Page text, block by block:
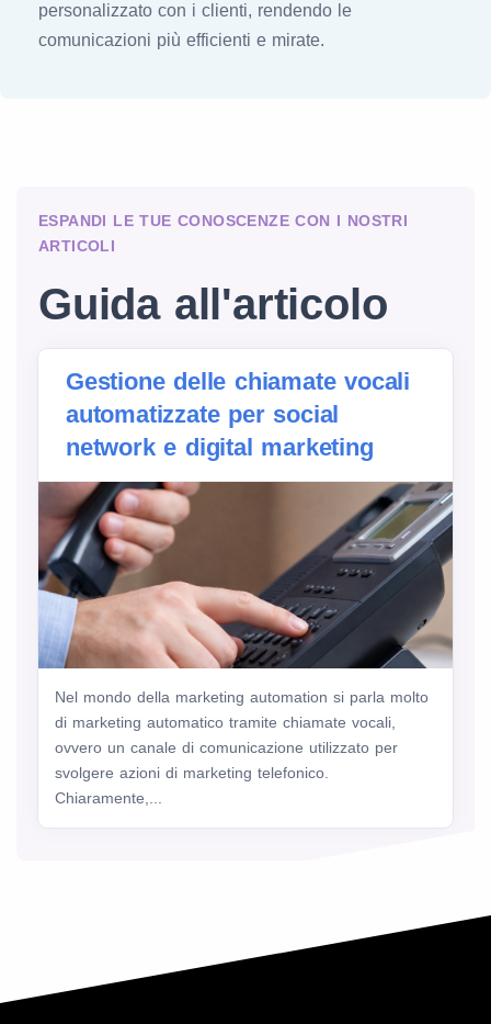
personalizzato con i clienti, rendendo le
comunicazioni più efficienti e mirate.
ESPANDI LE TUE CONOSCENZE CON I NOSTRI
ARTICOLI
Guida all'articolo
Gestione delle chiamate vocali
automatizzate per social
network e digital marketing
Nel mondo della marketing automation si parla molto
di marketing automatico tramite chiamate vocali,
ovvero un canale di comunicazione utilizzato per
svolgere azioni di marketing telefonico.
Chiaramente,...